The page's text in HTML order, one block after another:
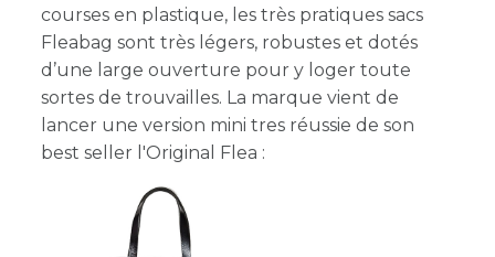
courses en plastique, les très pratiques sacs
Fleabag sont très légers, robustes et dotés
d’une large ouverture pour y loger toute
sortes de trouvailles. La marque vient de
lancer une version mini tres réussie de son
best seller l'Original Flea :